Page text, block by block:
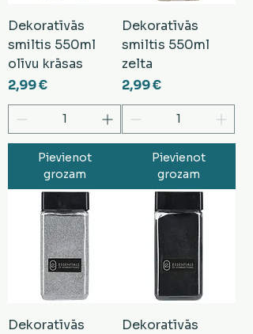
Dekoratīvās
smiltis 550ml
olīvu krāsas
Cena
2,99 €
Pievienot
grozam
Dekoratīvās
smiltis 550ml
zelta
Cena
2,99 €
Pievienot
grozam
Dekoratīvās
Dekoratīvās